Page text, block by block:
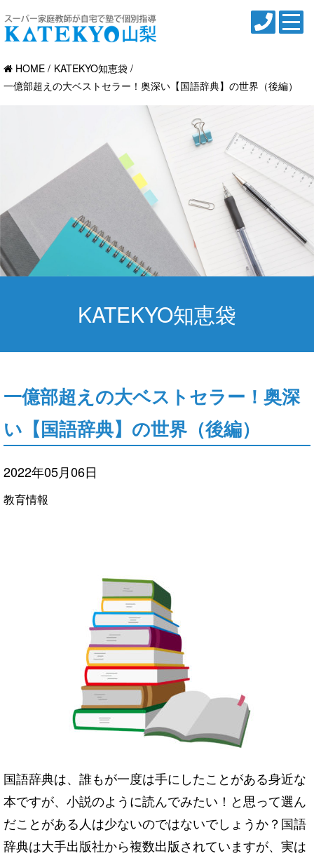
HOME
KATEKYO知恵袋
一億部超えの大ベストセラー！奥深い【国語辞典】の世界（後編）
KATEKYO知恵袋
一億部超えの大ベストセラー！奥深
い【国語辞典】の世界（後編）
2022年05月06日
教育情報
国語辞典は、誰もが一度は手にしたことがある身近な
本ですが、小説のように読んでみたい！と思って選ん
だことがある人は少ないのではないでしょうか？国語
辞典は大手出版社から複数出版されていますが、実は